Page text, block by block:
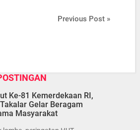
Previous Post »
Ke-81 Kemerdekaan RI,
Gelar Beragam
Masyarakat